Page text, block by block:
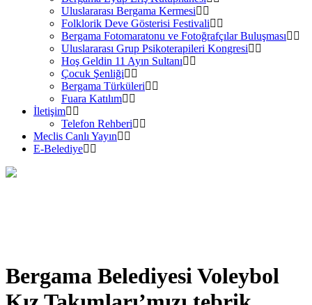
Uluslararası Bergama Kermesi
Folklorik Deve Gösterisi Festivali
Bergama Fotomaratonu ve Fotoğrafçılar Buluşması
Uluslararası Grup Psikoterapileri Kongresi
Hoş Geldin 11 Ayın Sultanı
Çocuk Şenliği
Bergama Türküleri
Fuara Katılım
İletişim
Telefon Rehberi
Meclis Canlı Yayın
E-Belediye
Bergama Belediyesi Voleybol